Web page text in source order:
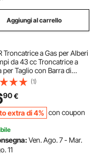
Aggiungi al carrello
Troncatrice a Gas per Alberi
da 43 cc Troncatrice a
per Taglio con Barra di
25,4 cm Tagliasiepi a
con Testa Girevole,
da 2,16 m a 3,66 m
(1)
90€
extra di 4% con coupon
Ven. Ago. 7 - Mar.
11